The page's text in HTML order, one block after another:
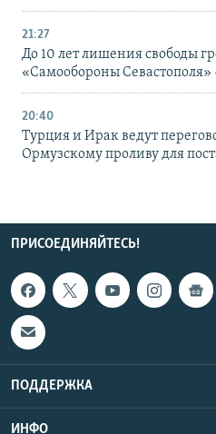
21:27
До 10 лет лишения свободы
«Самообороны
20:40
Турция и Ирак ведут
Ормузскому проливу для
ПРИСОЕДИНЯЙТЕСЬ!
ПОДДЕРЖКА
ИНФО